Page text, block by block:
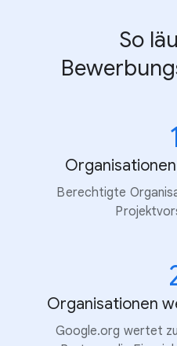
So
1
Berechtigte
Organisationen
Google.org wertet